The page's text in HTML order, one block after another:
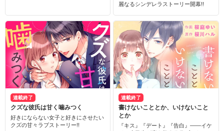
麗なるシンデレラストーリー開幕!!
連載終了
クズな彼氏は甘く噛みつく
好きにならない女子と好きにさせたい
クズの甘々ラブストーリー!!
連載終了
書けないこととか、いけないこと
とか
『キス』『デート』『告白』――イケ